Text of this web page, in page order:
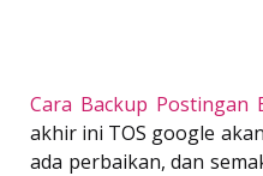
Cara Backup Postingan
akhir ini TOS google
ada perbaikan, dan